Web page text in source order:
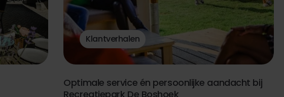
Klantverhalen
Optimale service én persoonlijke aandacht bij
Recreatiepark De Boshoek